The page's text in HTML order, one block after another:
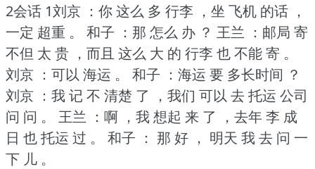
2会话 1刘京 ：你 这么 多 行李 ，坐 飞机 的话 ，
一定 超重 。
和子 ：那 怎么 办 ？ 王兰 ：邮局 寄
不但 太 贵 ，而且 这么 大 的 行李 也 不能 寄 。
刘京 ：可以 海运 。
和子 ：海运 要 多长时间 ？
刘京 ：我 记 不 清楚 了 ，我们 可以 去 托运 公司
问 问 。
王兰 ：啊 ，我 想起 来 了 ，去年 李 成
日 也 托运 过 。
和子 ： 那 好 ， 明天 我 去 问 一
下 儿 。